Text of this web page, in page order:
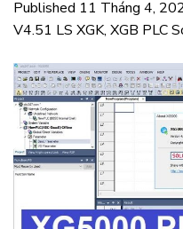
Published 11 Tháng 4,
V4.51 LS XGK, XGB PLC